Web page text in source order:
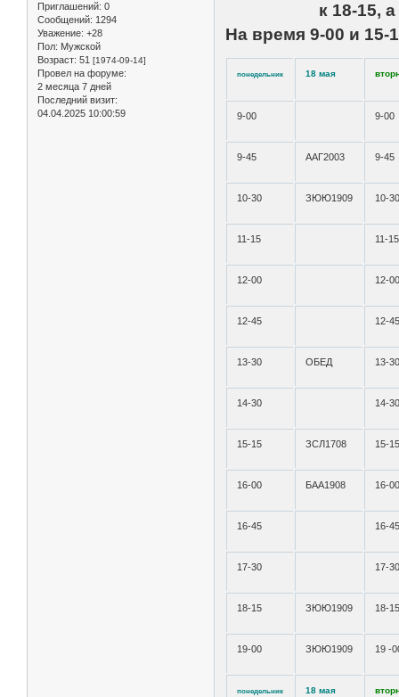
Приглашений: 0
Сообщений: 1294
Уважение: +28
Пол: Мужской
Возраст: 51 [1974-09-14]
Провел на форуме:
2 месяца 7 дней
Последний визит:
04.04.2025 10:00:59
к 18-15,
На время 9-00 и 15-
понедельник 18 мая
9-00 9-00
9-45 ААГ2003 9-45
10-30 ЗЮЮ1909 10-
11-15 11-15
12-00 12-
12-45 12-
13-30 ОБЕД 13-
14-30 14-
15-15 ЗСЛ1708 15-
16-00 БАА1908 16-
16-45 16-
17-30 17-
18-15 ЗЮЮ1909 18-
19-00 ЗЮЮ1909 19 -
понедельник 18 мая